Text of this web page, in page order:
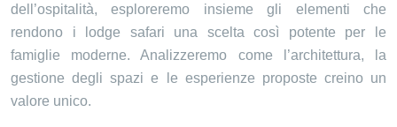
dell’ospitalità, esploreremo insieme gli elementi che
rendono i lodge safari una scelta così potente per le
famiglie moderne. Analizzeremo come l’architettura, la
gestione degli spazi e le esperienze proposte creino un
valore unico.